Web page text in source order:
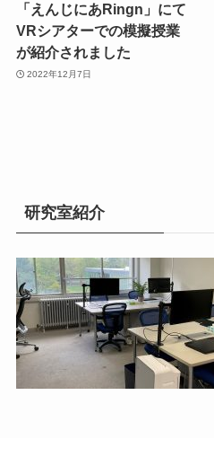
「えんじにあRingn」にて
VRシアターでの模擬授業
が紹介されました
2022年12月7日
研究室紹介